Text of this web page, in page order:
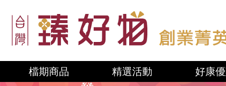
檔期商品 精選活動 好康